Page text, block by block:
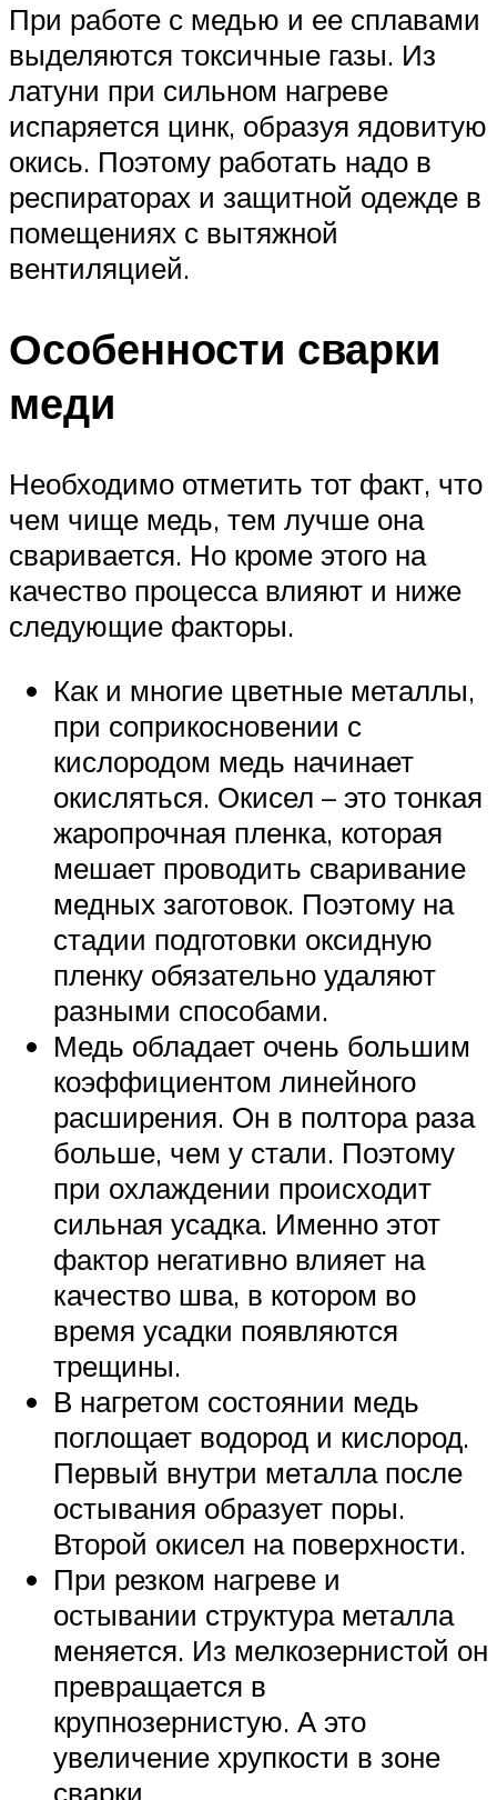
При работе с медью и ее сплавами
выделяются токсичные газы. Из
латуни при сильном нагреве
испаряется цинк, образуя ядовитую
окись. Поэтому работать надо в
респираторах и защитной одежде в
помещениях с вытяжной
вентиляцией.
Особенности сварки
меди
Необходимо отметить тот факт, что
чем чище медь, тем лучше она
сваривается. Но кроме этого на
качество процесса влияют и ниже
следующие факторы.
Как и многие цветные металлы,
при соприкосновении с
кислородом медь начинает
окисляться. Окисел – это тонкая
жаропрочная пленка, которая
мешает проводить сваривание
медных заготовок. Поэтому на
стадии подготовки оксидную
пленку обязательно удаляют
разными способами.
Медь обладает очень большим
коэффициентом линейного
расширения. Он в полтора раза
больше, чем у стали. Поэтому
при охлаждении происходит
сильная усадка. Именно этот
фактор негативно влияет на
качество шва, в котором во
время усадки появляются
трещины.
В нагретом состоянии медь
поглощает водород и кислород.
Первый внутри металла после
остывания образует поры.
Второй окисел на поверхности.
При резком нагреве и
остывании структура металла
меняется. Из мелкозернистой он
превращается в
крупнозернистую. А это
увеличение хрупкости в зоне
сварки.